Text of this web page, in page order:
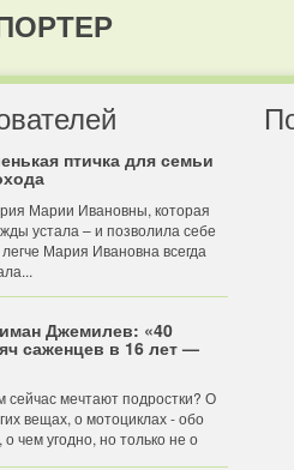
птичка для семьи
Марии Ивановны, которая
устала – и позволила себе
Мария Ивановна всегда
Джемилев: «40
саженцев в 16 лет —
сейчас мечтают подростки? О
вещах, о мотоциклах - обо
о чем угодно, но только не о